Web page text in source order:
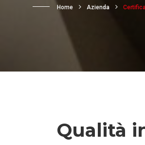
Home Azienda
Qualità